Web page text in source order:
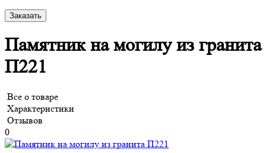
Заказать
Памятник на могилу из гранита
П221
Все о товаре
Характеристики
Отзывов
0